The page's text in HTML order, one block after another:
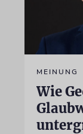
MEINUNG
Wie